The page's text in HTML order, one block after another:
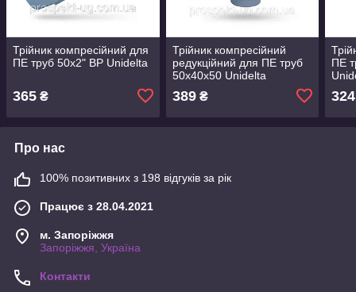
Трійник компресійний для
ПЕ труб 50х2" ВР Unidelta
365 ₴
Трійник компресійний
редукційний для ПЕ труб
50х40х50 Unidelta
389₴
ПЕ
324
Про нас
100% позитивних з 198 відгуків за рік
Працює з 28.04.2021
м. Запоріжжя
Запоріжжя, Україна
Контакти